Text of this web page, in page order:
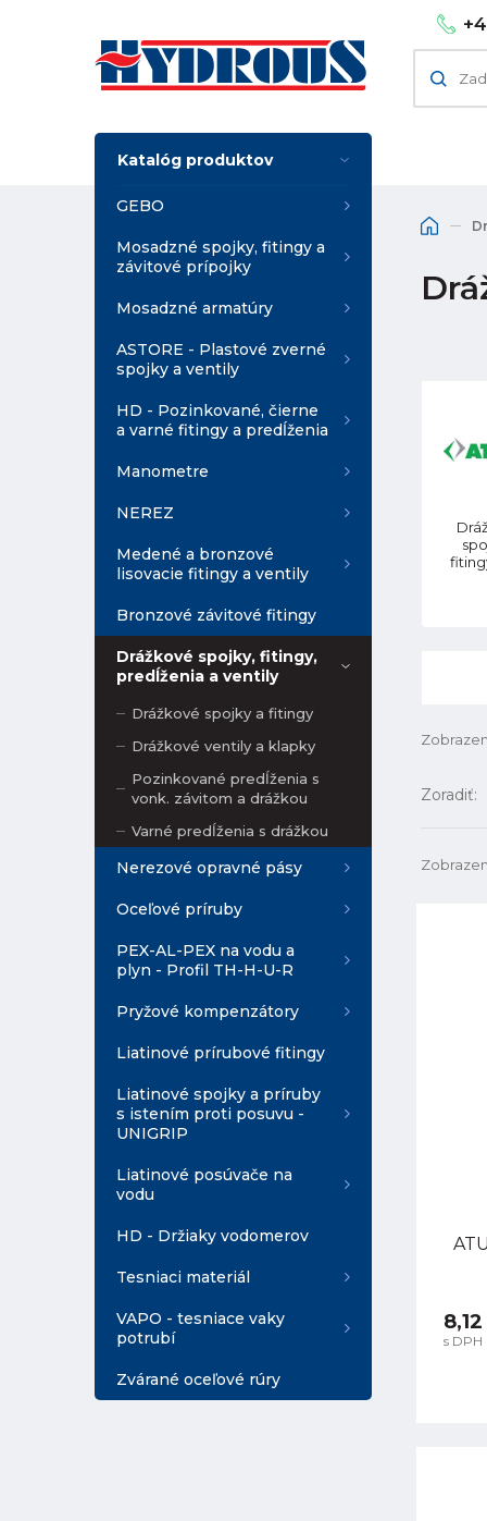
Katalóg produktov
GEBO
Mosadzné spojky, fitingy a
závitové prípojky
Mosadzné armatúry
ASTORE - Plastové zverné
spojky a ventily
HD - Pozinkované, čierne
a varné fitingy a predĺženia
Manometre
NEREZ
Medené a bronzové
lisovacie fitingy a ventily
Bronzové závitové fitingy
Drážkové spojky, fitingy,
predĺženia a ventily
Drážkové spojky a fitingy
Drážkové ventily a klapky
Pozinkované predĺženia s
vonk. závitom a drážkou
Varné predĺženia s drážkou
Nerezové opravné pásy
Oceľové príruby
PEX-AL-PEX na vodu a
plyn - Profil TH-H-U-R
Pryžové kompenzátory
Liatinové prírubové fitingy
Liatinové spojky a príruby
s istením proti posuvu -
UNIGRIP
Liatinové posúvače na
vodu
HD - Držiaky vodomerov
Tesniaci materiál
VAPO - tesniace vaky
potrubí
Zvárané oceľové rúry
Zoradiť:
s DPH